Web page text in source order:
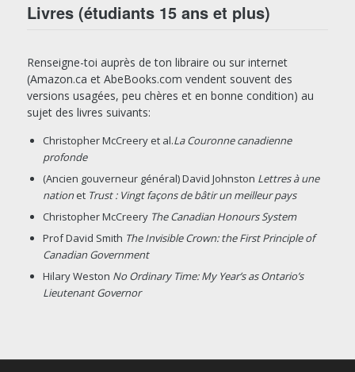
Livres (étudiants 15 ans et plus)
Renseigne-toi auprès de ton libraire ou sur internet
(Amazon.ca et AbeBooks.com vendent souvent des
versions usagées, peu chères et en bonne condition) au
sujet des livres suivants:
Christopher McCreery et al.La Couronne canadienne
profonde
(Ancien gouverneur général) David Johnston Lettres à une
nationet Trust : Vingt façons de bâtir un meilleur pays
Christopher McCreery The Canadian Honours System
Prof David Smith The Invisible Crown: the First Principle of
Canadian Government
Hilary Weston No Ordinary Time: My Year’s as Ontario’s
Lieutenant Governor